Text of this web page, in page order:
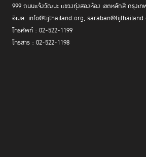
999 ถนนแจ้งวัฒนะ แขวงทุ่งสองห้อง เขตหลักสี่ กรุงเท
อีเมล: info@tijthailand.org,
โทรศัพท์ : 02-522-1199
โทรสาร : 02-522-1198